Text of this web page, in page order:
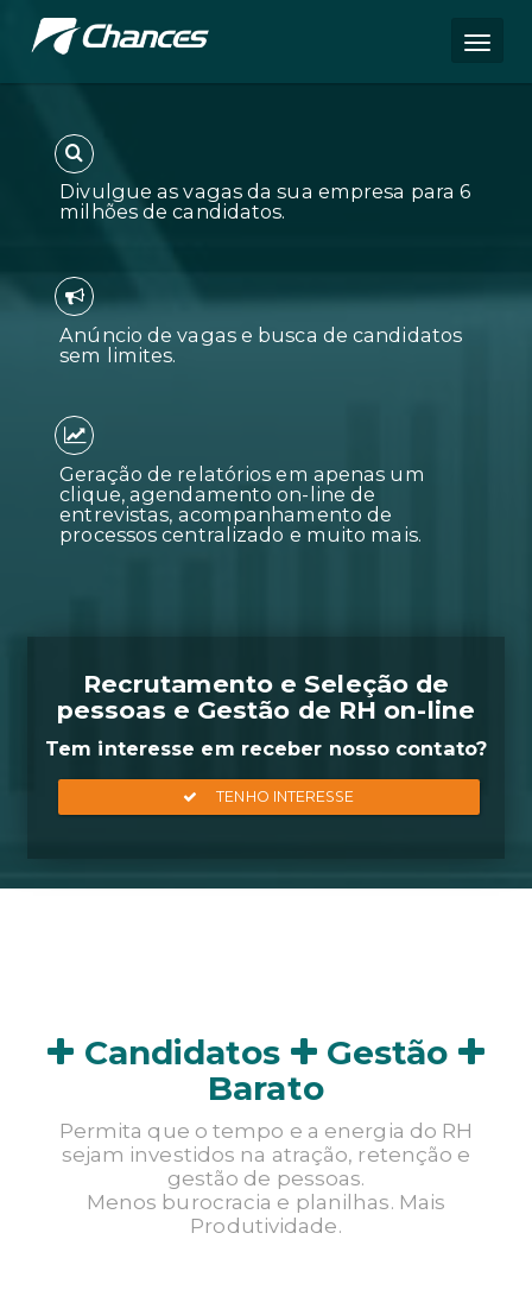
milhões de candidatos.
Anúncio de vagas e busca de
sem limites.
clique, agendamento on-line de
entrevistas, acompanhamento
processos centralizado e muito
TENHO INTERESSE
Candidatos
Gestão
Barato
Permita que o tempo e a energia do RH
sejam investidos na atração, retenção e
gestão de pessoas.
Menos burocracia e planilhas. Mais
Produtividade.